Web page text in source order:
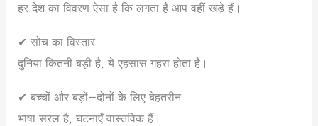
हर देश का विवरण ऐसा है कि लगता है आप वहीं खड़े हैं।
✔ सोच का विस्तार
दुनिया कितनी बड़ी है, ये एहसास गहरा होता है।
✔ बच्चों और बड़ों—दोनों के लिए बेहतरीन
भाषा सरल है, घटनाएँ वास्तविक हैं।